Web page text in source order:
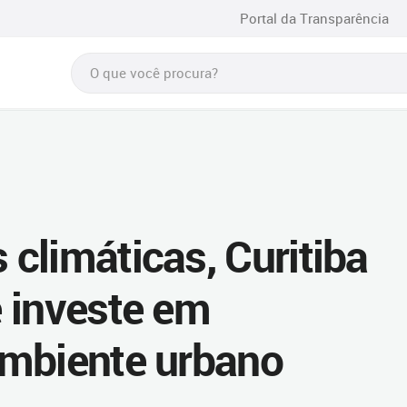
Portal da Transparência
climáticas, Curitiba
em
urbano